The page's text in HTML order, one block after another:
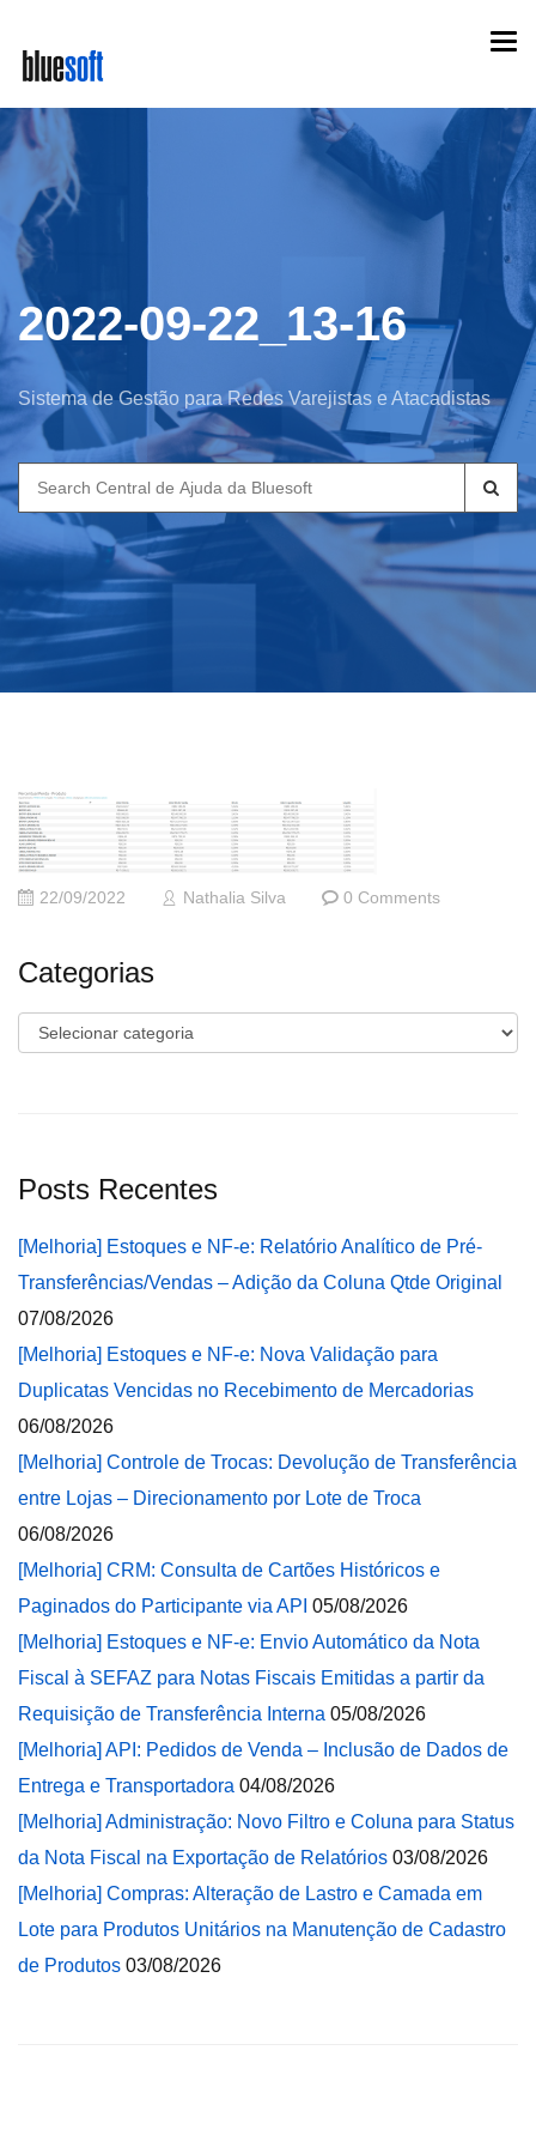
main
content
2022-09-22_13-16
Sistema de Gestão para Redes Varejistas e Atacadistas
Search
for:
22/09/2022 Nathalia Silva 0 Comments
Categorias
Categorias
Posts Recentes
[Melhoria] Estoques e NF-e: Relatório Analítico de Pré-
Transferências/Vendas – Adição da Coluna Qtde Original
07/08/2026
[Melhoria] Estoques e NF-e: Nova Validação para
Duplicatas Vencidas no Recebimento de Mercadorias
06/08/2026
[Melhoria] Controle de Trocas: Devolução de Transferência
entre Lojas – Direcionamento por Lote de Troca
06/08/2026
[Melhoria] CRM: Consulta de Cartões Históricos e
Paginados do Participante via API 05/08/2026
[Melhoria] Estoques e NF-e: Envio Automático da Nota
Fiscal à SEFAZ para Notas Fiscais Emitidas a partir da
Requisição de Transferência Interna 05/08/2026
[Melhoria] API: Pedidos de Venda – Inclusão de Dados de
Entrega e Transportadora 04/08/2026
[Melhoria] Administração: Novo Filtro e Coluna para Status
da Nota Fiscal na Exportação de Relatórios 03/08/2026
[Melhoria] Compras: Alteração de Lastro e Camada em
Lote para Produtos Unitários na Manutenção de Cadastro
de Produtos 03/08/2026